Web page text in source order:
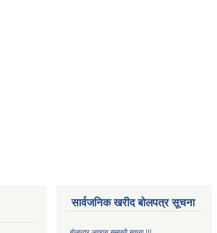
सार्वजनिक खरीद बोलपत्र सूचना